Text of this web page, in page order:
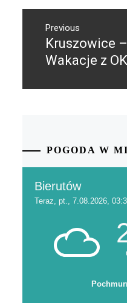
wpisuPrevious
Previous
post:
Kruszowice
Wakacje z
POGODA W